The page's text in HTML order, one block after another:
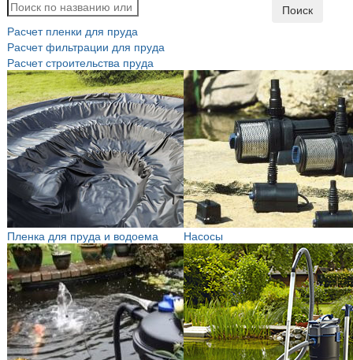
Поиск
Расчет пленки для пруда
Расчет фильтрации для пруда
Расчет строительства пруда
Пленка для пруда и водоема Насосы